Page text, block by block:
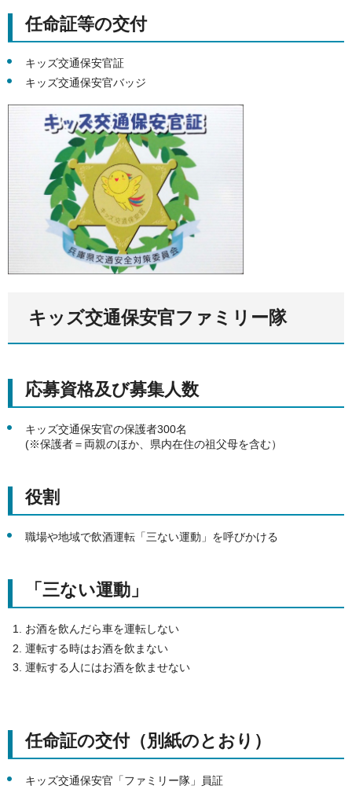
任命証等の交付
キッズ交通保安官証
キッズ交通保安官バッジ
キッズ交通保安官ファミリー隊
応募資格及び募集人数
キッズ交通保安官の保護者300名
(※保護者＝両親のほか、県内在住の祖父母を含む）
役割
職場や地域で飲酒運転「三ない運動」を呼びかける
「三ない運動」
お酒を飲んだら車を運転しない
運転する時はお酒を飲まない
運転する人にはお酒を飲ませない
任命証の交付（別紙のとおり）
キッズ交通保安官「ファミリー隊」員証